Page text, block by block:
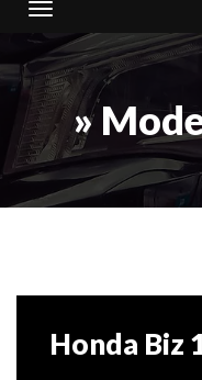
Toggle navigation
»
Honda Biz